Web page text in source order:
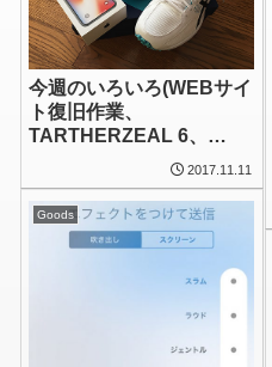
今週のいろいろ(WEBサイ
ト復旧作業、
TARTHERZEAL 6、
iPhone X、Apple Watch
3)
2017.11.11
Goods